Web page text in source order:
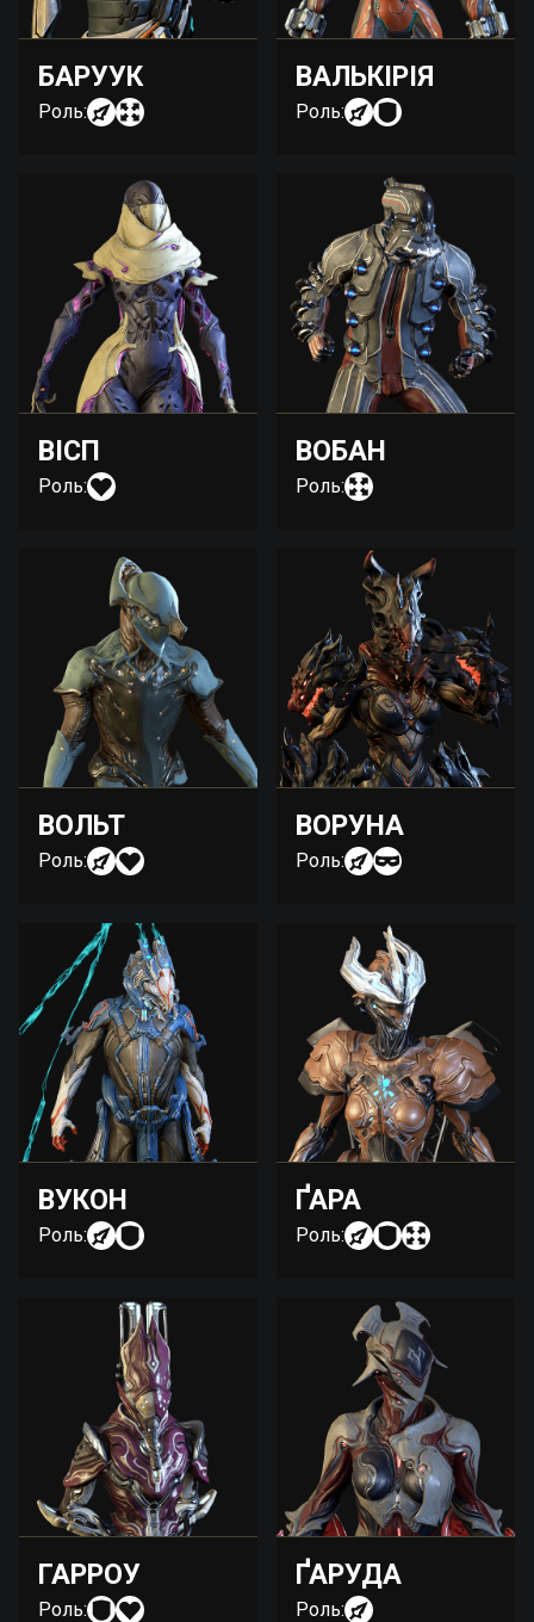
БАРУУК
Роль:
ВАЛЬКІРІЯ
Роль:
ВІСП
Роль:
ВОБАН
Роль:
ВОЛЬТ
Роль:
ВОРУНА
Роль:
ВУКОН
Роль:
ҐАРА
Роль:
ГАРРОУ
Роль:
ҐАРУДА
Роль: